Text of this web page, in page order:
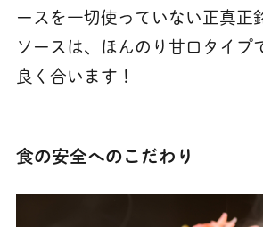
ースを一切使っていない正真正
ソースは、ほんのり甘口タイプ
良く合います！
食の安全へのこだわり